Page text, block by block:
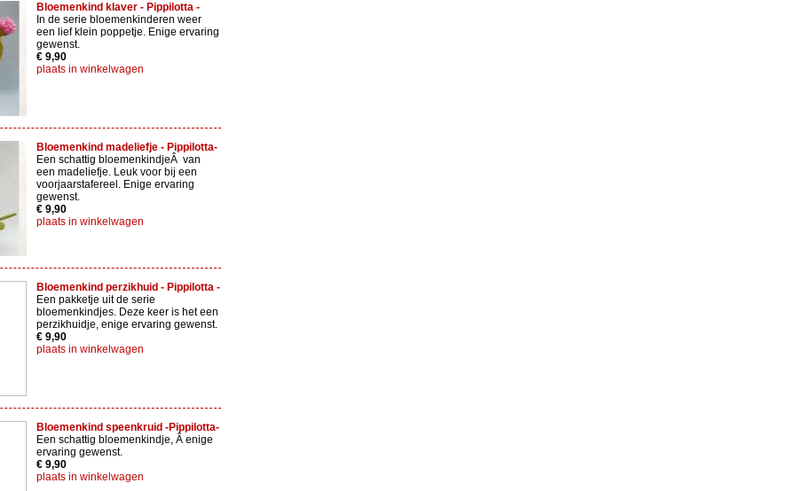
Bloemenkind klaver - Pippilotta -
In de serie bloemenkinderen weer
een lief klein poppetje. Enige ervaring
gewenst.
€ 9,90
plaats in winkelwagen
Bloemenkind madeliefje - Pippilotta-
Een schattig bloemenkindjeÂ van
een madeliefje. Leuk voor bij een
voorjaarstafereel. Enige ervaring
gewenst.
€ 9,90
plaats in winkelwagen
Bloemenkind perzikhuid - Pippilotta -
Een pakketje uit de serie
bloemenkindjes. Deze keer is het een
perzikhuidje, enige ervaring gewenst.
€ 9,90
plaats in winkelwagen
Bloemenkind speenkruid -Pippilotta-
Een schattig bloemenkindje, Â enige
ervaring gewenst.
€ 9,90
plaats in winkelwagen